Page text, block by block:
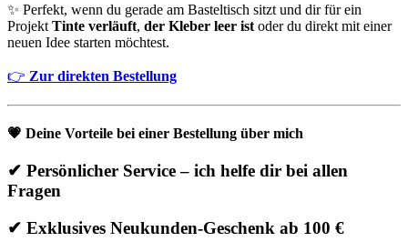
✨ Perfekt, wenn du gerade am Basteltisch sitzt und dir für ein
Projekt Tinte verläuft, der Kleber leer ist oder du direkt mit einer
neuen Idee starten möchtest.
👉 Zur direkten Bestellung
💗 Deine Vorteile bei einer Bestellung über mich
✔ Persönlicher Service – ich helfe dir bei allen
Fragen
✔ Exklusives Neukunden-Geschenk ab 100 €